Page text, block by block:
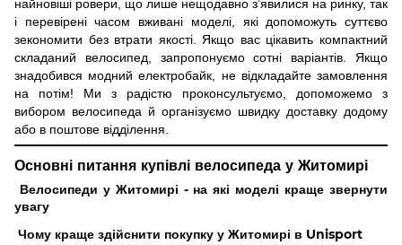
найновіші ровери, що лише нещодавно з’явилися на ринку, так
і перевірені часом вживані моделі, які допоможуть суттєво
зекономити без втрати якості. Якщо вас цікавить компактний
складаний велосипед, запропонуємо сотні варіантів. Якщо
знадобився модний електробайк, не відкладайте замовлення
на потім! Ми з радістю проконсультуємо, допоможемо з
вибором велосипеда й організуємо швидку доставку додому
або в поштове відділення.
Основні питання купівлі велосипеда у Житомирі
Велосипеди у Житомирі - на які моделі краще звернути
увагу
Найпопулярніші моделі це гірські, у них зазвичай широкі
Чому краще здійснити покупку у Житомирі в Unisport